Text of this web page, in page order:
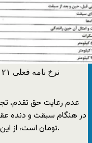
تومان است، از این پس ۱۳۳ هزار تومان جریمه خواهد داشت.